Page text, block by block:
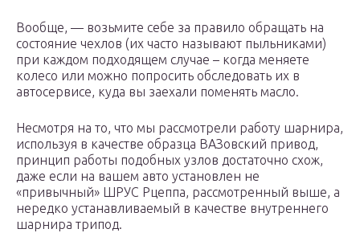
Вообще, — возьмите себе за правило обращать на
состояние чехлов (их часто называют пыльниками)
при каждом подходящем случае – когда меняете
колесо или можно попросить обследовать их в
автосервисе, куда вы заехали поменять масло.
Несмотря на то, что мы рассмотрели работу шарнира,
используя в качестве образца ВАЗовский привод,
принцип работы подобных узлов достаточно схож,
даже если на вашем авто установлен не
«привычный» ШРУС Рцеппа, рассмотренный выше, а
нередко устанавливаемый в качестве внутреннего
шарнира трипод.